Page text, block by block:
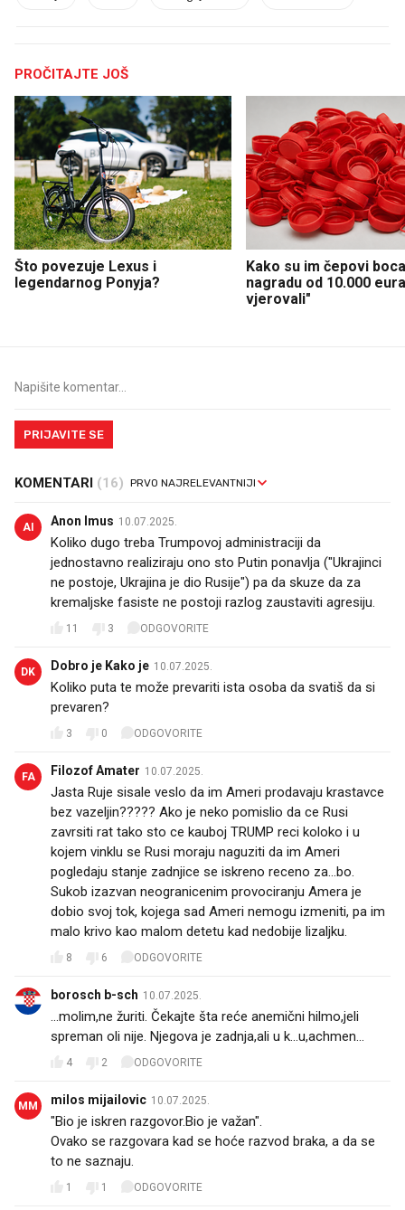
PROČITAJTE JOŠ
Što povezuje Lexus i
legendarnog Ponyja?
Kako su im čepovi
nagradu od 10.000
vjerovali"
PRIJAVITE SE
KOMENTARI (16)
AI Anon Imus 10.07.2025.
Koliko dugo treba Trumpovoj administraciji da
jednostavno realiziraju ono sto Putin ponavlja ("Ukrajinci
ne postoje, Ukrajina je dio Rusije") pa da skuze da za
kremaljske fasiste ne postoji razlog zaustaviti agresiju.
11 3 ODGOVORITE
DK Dobro je Kako je 10.07.2025.
Koliko puta te može prevariti ista osoba da svatiš da si
prevaren?
3 0 ODGOVORITE
FA Filozof Amater 10.07.2025.
Jasta Ruje sisale veslo da im Ameri prodavaju krastavce
bez vazeljin????? Ako je neko pomislio da ce Rusi
zavrsiti rat tako sto ce kauboj TRUMP reci koloko i u
kojem vinklu se Rusi moraju naguziti da im Ameri
pogledaju stanje zadnjice se iskreno receno za...bo.
Sukob izazvan neogranicenim provociranju Amera je
dobio svoj tok, kojega sad Ameri nemogu izmeniti, pa im
malo krivo kao malom detetu kad nedobije lizaljku.
8 6 ODGOVORITE
borosch b-sch 10.07.2025.
...molim,ne žuriti. Čekajte šta reće anemični hilmo,jeli
spreman oli nije. Njegova je zadnja,ali u k...u,achmen...
4 2 ODGOVORITE
MM milos mijailovic 10.07.2025.
"Bio je iskren razgovor.Bio je važan".
Ovako se razgovara kad se hoće razvod braka, a da se
to ne saznaju.
1 1 ODGOVORITE